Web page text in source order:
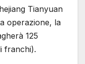
Tianyuan
operazione, la
125
franchi).